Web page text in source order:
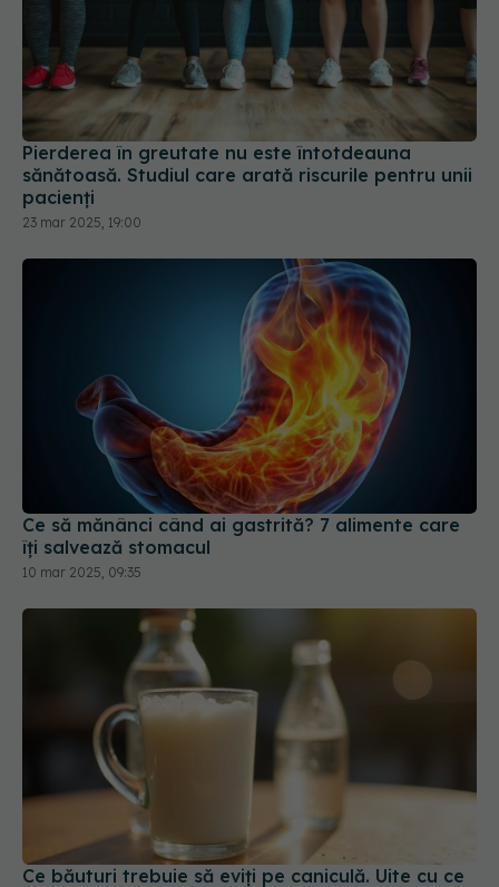
Pierderea în greutate nu este întotdeauna
sănătoasă. Studiul care arată riscurile pentru unii
pacienți
23 mar 2025, 19:00
Ce să mănânci când ai gastrită? 7 alimente care
îți salvează stomacul
10 mar 2025, 09:35
Ce băuturi trebuie să eviți pe caniculă. Uite cu ce
le înlocuiești. Adevărul despre apă
25 iul 2025, 14:41